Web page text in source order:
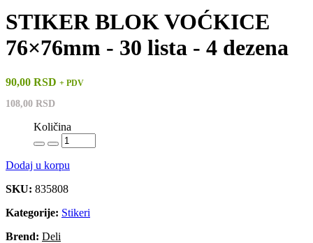
STIKER BLOK VOĆKICE
76×76mm - 30 lista - 4 dezena
90,00 RSD + PDV
108,00 RSD
Količina
Dodaj u korpu
SKU: 835808
Kategorije: Stikeri
Brend: Deli